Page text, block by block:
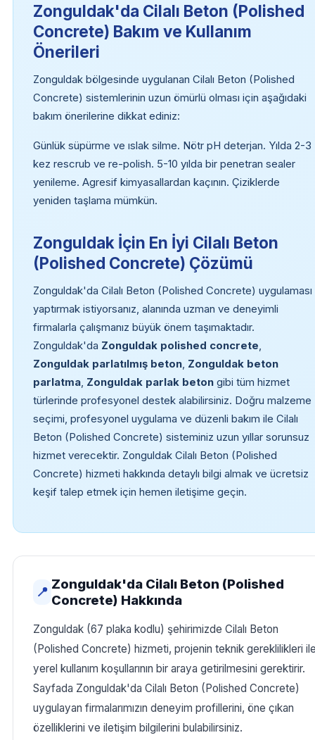
Zonguldak'da Cilalı Beton (Polished
Concrete) Bakım ve Kullanım
Önerileri
Zonguldak bölgesinde uygulanan Cilalı Beton (Polished
Concrete) sistemlerinin uzun ömürlü olması için aşağıdaki
bakım önerilerine dikkat ediniz:
Günlük süpürme ve ıslak silme. Nötr pH deterjan. Yılda 2-3
kez rescrub ve re-polish. 5-10 yılda bir penetran sealer
yenileme. Agresif kimyasallardan kaçının. Çiziklerde
yeniden taşlama mümkün.
Zonguldak İçin En İyi Cilalı Beton
(Polished Concrete) Çözümü
Zonguldak'da Cilalı Beton (Polished Concrete) uygulaması
yaptırmak istiyorsanız, alanında uzman ve deneyimli
firmalarla çalışmanız büyük önem taşımaktadır.
Zonguldak'da Zonguldak polished concrete,
Zonguldak parlatılmış beton, Zonguldak beton
parlatma, Zonguldak parlak betongibi tüm hizmet
türlerinde profesyonel destek alabilirsiniz. Doğru malzeme
seçimi, profesyonel uygulama ve düzenli bakım ile Cilalı
Beton (Polished Concrete) sisteminiz uzun yıllar sorunsuz
hizmet verecektir. Zonguldak Cilalı Beton (Polished
Concrete) hizmeti hakkında detaylı bilgi almak ve ücretsiz
keşif talep etmek için hemen iletişime geçin.
📍
Zonguldak'da Cilalı Beton (Polished
Concrete) Hakkında
Zonguldak (67 plaka kodlu) şehirimizde Cilalı Beton
(Polished Concrete) hizmeti, projenin teknik gereklilikleri
yerel kullanım koşullarının bir araya getirilmesini gerektirir.
Sayfada Zonguldak'da Cilalı Beton (Polished Concrete)
uygulayan firmalarımızın deneyim profillerini, öne çıkan
özelliklerini ve iletişim bilgilerini bulabilirsiniz.